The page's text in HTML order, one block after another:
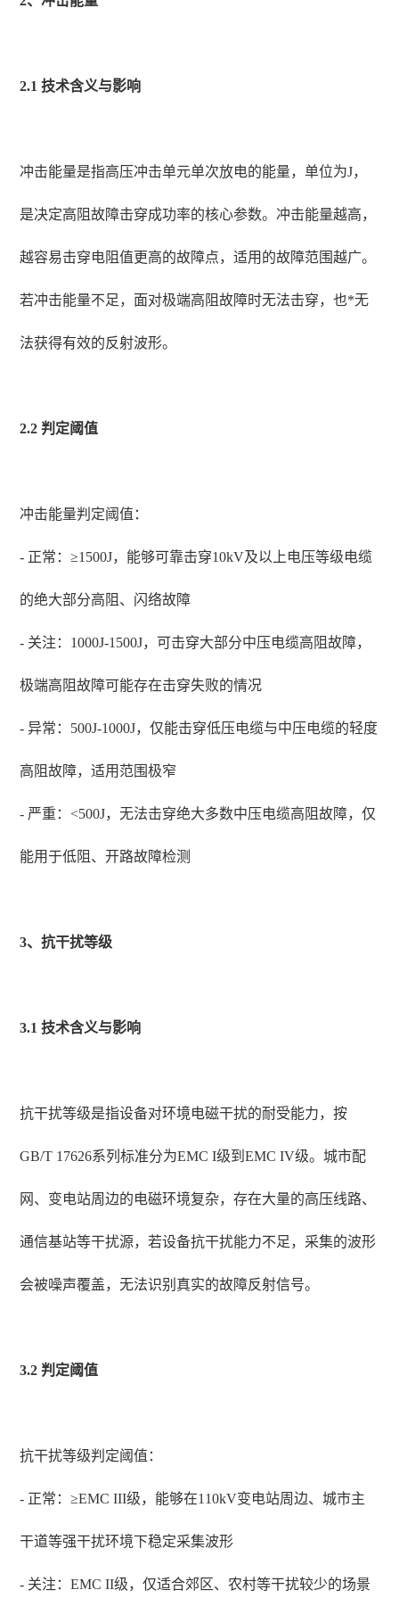
2.1 技术含义与影响
冲击能量是指高压冲击单元单次放电的能量，单位为J，
是决定高阻故障击穿成功率的核心参数。冲击能量越高，
越容易击穿电阻值更高的故障点，适用的故障范围越广。
若冲击能量不足，面对极端高阻故障时无法击穿，也*无
法获得有效的反射波形。
2.2 判定阈值
冲击能量判定阈值：
- 正常：≥1500J，能够可靠击穿10kV及以上电压等级电缆
的绝大部分高阻、闪络故障
- 关注：1000J-1500J，可击穿大部分中压电缆高阻故障，
极端高阻故障可能存在击穿失败的情况
- 异常：500J-1000J，仅能击穿低压电缆与中压电缆的轻度
高阻故障，适用范围极窄
- 严重：<500J，无法击穿绝大多数中压电缆高阻故障，仅
能用于低阻、开路故障检测
3、抗干扰等级
3.1 技术含义与影响
抗干扰等级是指设备对环境电磁干扰的耐受能力，按
GB/T 17626系列标准分为EMC I级到EMC IV级。城市配
网、变电站周边的电磁环境复杂，存在大量的高压线路、
通信基站等干扰源，若设备抗干扰能力不足，采集的波形
会被噪声覆盖，无法识别真实的故障反射信号。
3.2 判定阈值
抗干扰等级判定阈值：
- 正常：≥EMC III级，能够在110kV变电站周边、城市主
干道等强干扰环境下稳定采集波形
- 关注：EMC II级，仅适合郊区、农村等干扰较少的场景